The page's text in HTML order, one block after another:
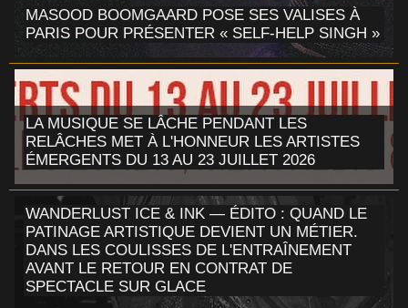
MASOOD BOOMGAARD POSE SES VALISES À
PARIS POUR PRÉSENTER « SELF-HELP SINGH »
LA MUSIQUE SE LÂCHE PENDANT LES
RELÂCHES MET À L'HONNEUR LES ARTISTES
ÉMERGENTS DU 13 AU 23 JUILLET 2026
WANDERLUST ICE & INK — ÉDITO : QUAND LE
PATINAGE ARTISTIQUE DEVIENT UN MÉTIER.
DANS LES COULISSES DE L'ENTRAÎNEMENT
AVANT LE RETOUR EN CONTRAT DE
SPECTACLE SUR GLACE